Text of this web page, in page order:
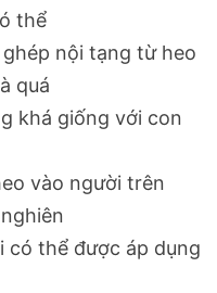
thể
nội tạng từ heo
quá
khá giống với con
vào người trên
có thể được áp dụng